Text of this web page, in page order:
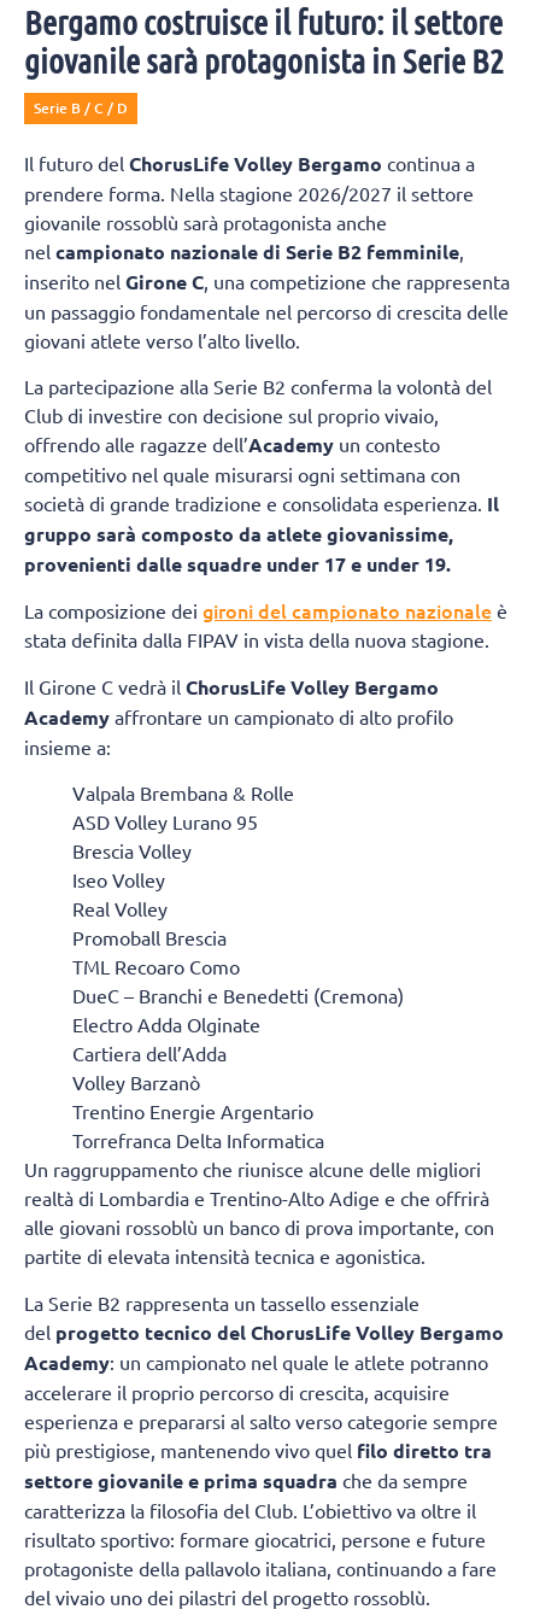
Bergamo costruisce il futuro: il settore
giovanile sarà protagonista in Serie B2
Serie B / C / D
Il futuro del ChorusLife Volley Bergamo continua a
prendere forma. Nella stagione 2026/2027 il settore
giovanile rossoblù sarà protagonista anche
nel campionato nazionale di Serie B2 femminile
inserito nel Girone C , una competizione che rappresenta
un passaggio fondamentale nel percorso di crescita delle
giovani atlete verso l’alto livello.
La partecipazione alla Serie B2 conferma la volontà del
Club di investire con decisione sul proprio vivaio,
offrendo alle ragazze dell’Academy un contesto
competitivo nel quale misurarsi ogni settimana con
società di grande tradizione e consolidata esperienza. Il
gruppo sarà composto da atlete giovanissime,
provenienti dalle squadre under 17 e under 19.
La composizione dei gironi del campionato nazionale è
stata definita dalla FIPAV in vista della nuova stagione.
Il Girone C vedrà il ChorusLife Volley Bergamo
Academy affrontare un campionato di alto profilo
insieme a:
Valpala Brembana & Rolle
ASD Volley Lurano 95
Brescia Volley
Iseo Volley
Real Volley
Promoball Brescia
TML Recoaro Como
DueC – Branchi e Benedetti (Cremona)
Electro Adda Olginate
Cartiera dell’Adda
Volley Barzanò
Trentino Energie Argentario
Torrefranca Delta Informatica
Un raggruppamento che riunisce alcune delle migliori
realtà di Lombardia e Trentino-Alto Adige e che offrirà
alle giovani rossoblù un banco di prova importante, con
partite di elevata intensità tecnica e agonistica.
La Serie B2 rappresenta un tassello essenziale
del progetto tecnico del ChorusLife Volley Bergamo
Academy: un campionato nel quale le atlete potranno
accelerare il proprio percorso di crescita, acquisire
esperienza e prepararsi al salto verso categorie sempre
più prestigiose, mantenendo vivo quel filo diretto tra
settore giovanile e prima squadra che da sempre
caratterizza la filosofia del Club. L’obiettivo va oltre il
risultato sportivo: formare giocatrici, persone e future
protagoniste della pallavolo italiana, continuando a fare
del vivaio uno dei pilastri del progetto rossoblù.